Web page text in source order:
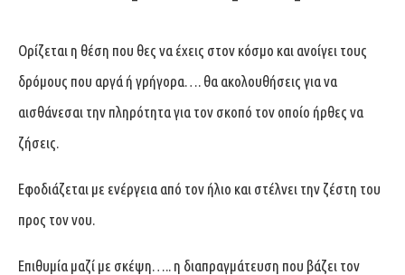
Ορίζεται η θέση που θες να έχεις στον κόσμο και ανοίγει τους
δρόμους που αργά ή γρήγορα…. θα ακολουθήσεις για να
αισθάνεσαι την πληρότητα για τον σκοπό τον οποίο ήρθες να
ζήσεις.
Εφοδιάζεται με ενέργεια από τον ήλιο και στέλνει την ζέστη του
προς τον νου.
Επιθυμία μαζί με σκέψη….. η διαπραγμάτευση που βάζει τον